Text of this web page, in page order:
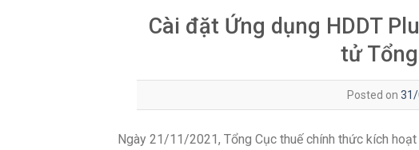
Cài đặt Ứng dụng HDDT
tử
Posted on
Ngày 21/11/2021, Tổng Cục thuế chính thức kích